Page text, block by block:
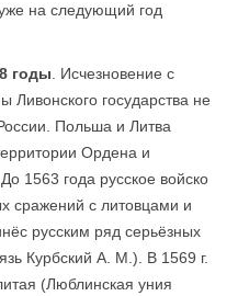
на следующий год
годы . Исчезновение с
Ливонского государства не
Польша и Литва
Ордена и
1563 года русское войско
сражений с литовцами и
русским ряд серьёзных
Курбский А. М.). В 1569 г.
(Люблинская уния